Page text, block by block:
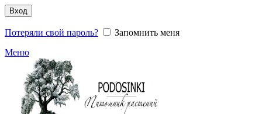
Вход
Потеряли свой пароль?
Запомнить меня
Меню